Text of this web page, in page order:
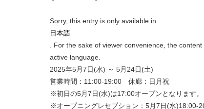
Sorry, this entry is only available in
日本語
. For the sake of viewer convenience, the
active language.
2025年5月7日(水) ～ 5月24日(土)
営業時間：11:00-19:00 休廊：日月祝
※初日の5月7日(水)は17:00オープンとなります。
※オープニングレセプション：5月7日(水)18:00-